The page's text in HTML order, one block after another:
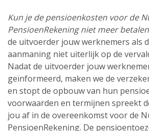
Kun je de pensioenkosten voor de
PensioenRekening niet meer
de uitvoerder jouw werknemers als
aanmaning niet uiterlijk op de
Nadat de uitvoerder jouw
geïnformeerd, maken we de
en stopt de opbouw van hun
voor­waarden en termijnen spreekt
jou af in de overeenkomst voor de
PensioenRekening. De